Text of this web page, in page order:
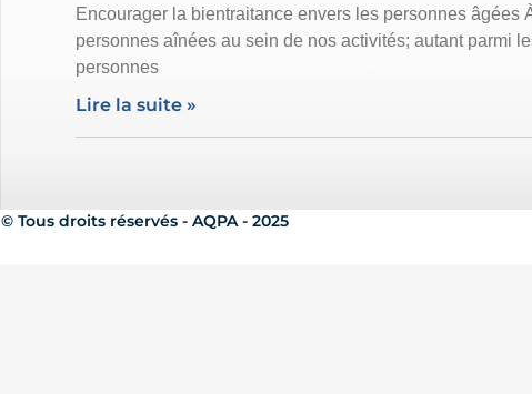
Encourager la bientraitance envers les personnes âgées
personnes aînées au sein de nos activités; autant parmi
personnes
Lire la suite »
© Tous droits réservés - AQPA - 2025